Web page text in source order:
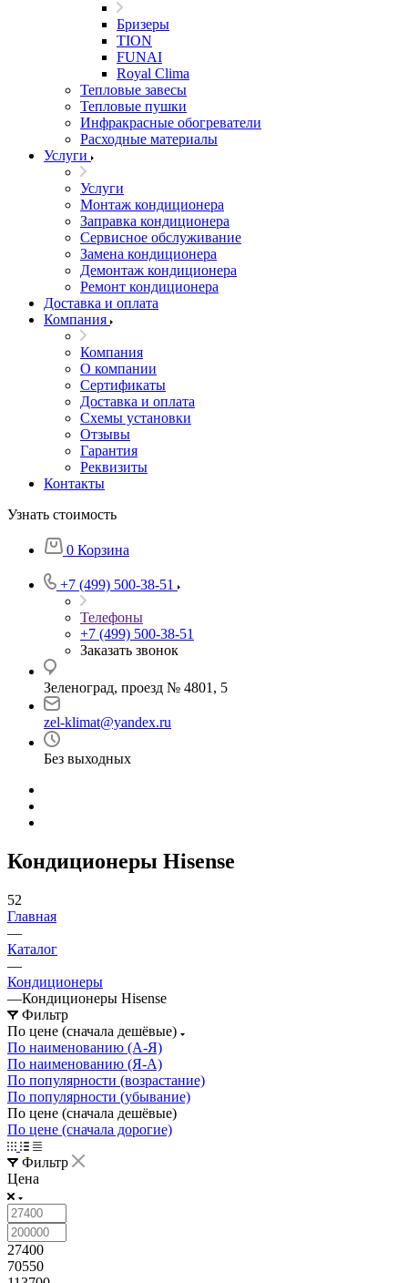
Бризеры
TION
FUNAI
Royal Clima
Тепловые завесы
Тепловые пушки
Инфракрасные обогреватели
Расходные материалы
Услуги
Услуги
Монтаж кондиционера
Заправка кондиционера
Сервисное обслуживание
Замена кондиционера
Демонтаж кондиционера
Ремонт кондиционера
Доставка и оплата
Компания
Компания
О компании
Сертификаты
Доставка и оплата
Схемы установки
Отзывы
Гарантия
Реквизиты
Контакты
Узнать стоимость
0 Корзина
+7 (499) 500-38-51
Телефоны
+7 (499) 500-38-51
Заказать звонок
Зеленоград, проезд № 4801, 5
zel-klimat@yandex.ru
Без выходных
Кондиционеры Hisense
52
Главная
—
Каталог
—
Кондиционеры
—Кондиционеры Hisense
Фильтр
По цене (сначала дешёвые)
По наименованию (А-Я)
По наименованию (Я-А)
По популярности (возрастание)
По популярности (убывание)
По цене (сначала дешёвые)
По цене (сначала дорогие)
Фильтр
Цена
27400
70550